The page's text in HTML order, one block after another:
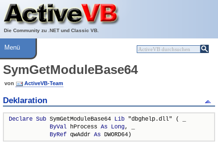
Die Community zu .NET und Classic VB.
Über ActiveVB
Hilfe
Menü
SymGetModuleBase64
von ActiveVB-Team
Deklaration
Declare Sub SymGetModuleBase64 Lib "dbghelp.dll" ( _
ByVal hProcess As Long, _
ByRef qwAddr As DWORD64)